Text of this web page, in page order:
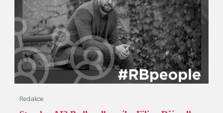
Redakce